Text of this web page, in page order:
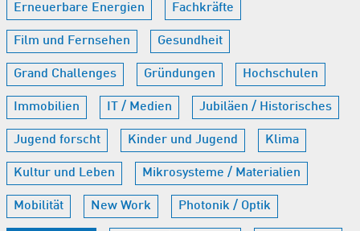
Erneuerbare Energien Fachkräfte
Film und Fernsehen Gesundheit
Grand Challenges Gründungen Hochschulen
Immobilien IT / Medien Jubiläen / Historisches
Jugend forscht Kinder und Jugend Klima
Kultur und Leben Mikrosysteme / Materialien
Mobilität New Work Photonik / Optik